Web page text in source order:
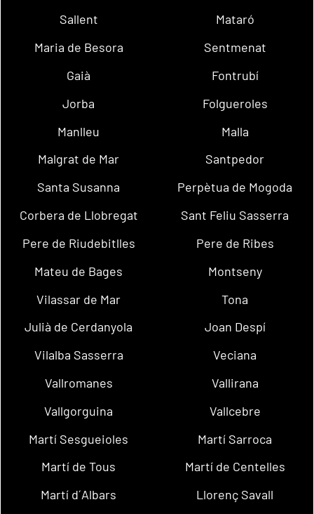
Sallent
Mataró
Maria de Besora
Sentmenat
Gaià
Fontrubí
Jorba
Folgueroles
Manlleu
Malla
Malgrat de Mar
Santpedor
Santa Susanna
Perpètua de Mogoda
Corbera de Llobregat
Sant Feliu Sasserra
Pere de Riudebitlles
Pere de Ribes
Mateu de Bages
Montseny
Vilassar de Mar
Tona
Julià de Cerdanyola
Joan Despí
Vilalba Sasserra
Veciana
Vallromanes
Vallirana
Vallgorguina
Vallcebre
Martí Sesgueioles
Martí Sarroca
Martí de Tous
Martí de Centelles
Martí d´Albars
Llorenç Savall